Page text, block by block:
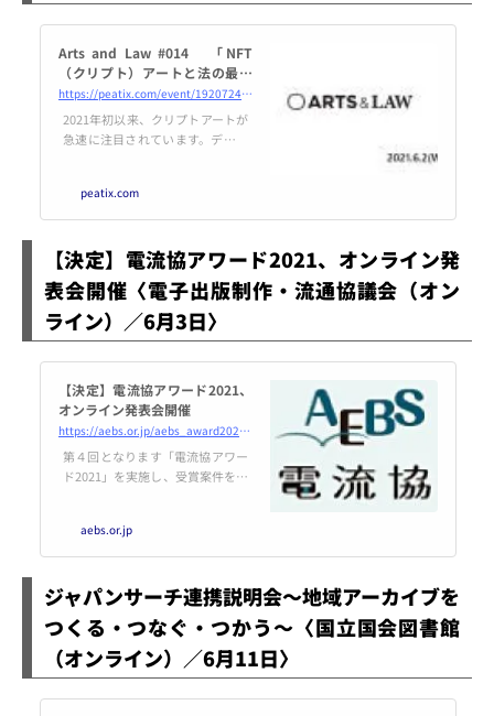
Arts and Law #014 「NFT
（クリプト）アートと法の最前
線」
https://peatix.com/event/1920724/view
2021年初以来、クリプトアートが
急速に注目されています。デジタ
ys」は、約75億... powered by Pe
atix : More than a ticket.
peatix.com
【決定】電流協アワード2021、オンライン発
表会開催〈電子出版制作・流通協議会（オン
ライン）／6月3日〉
【決定】電流協アワード2021、
オンライン発表会開催
https://aebs.or.jp/aebs_award2021.html
第４回となります「電流協アワー
ド2021」を実施し、受賞案件をメ
別賞３件を選考いたしました。６
月３日にオンライン発表イベント
aebs.or.jp
ジャパンサーチ連携説明会～地域アーカイブを
つくる・つなぐ・つかう～〈国立国会図書館
（オンライン）／6月11日〉